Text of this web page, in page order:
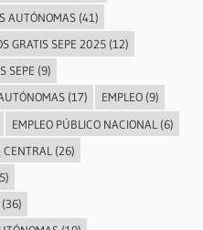
AUTÓNOMAS(41)
GRATIS SEPE 2025(12)
SEPE (9)
(17) EMPLEO(9)
EMPLEO PÚBLICO NACIONAL (6)
(26)